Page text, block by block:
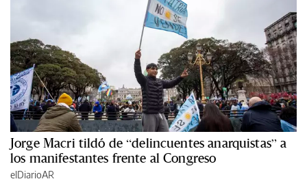
Jorge Macri tildó de “delincuentes anarquistas” a
los manifestantes frente al Congreso
elDiarioAR